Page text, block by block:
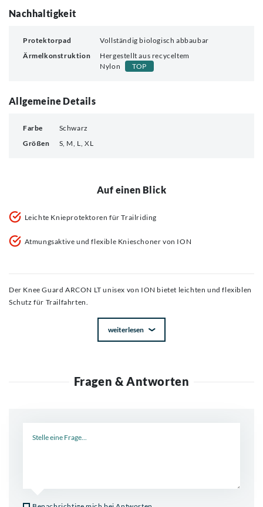
Nachhaltigkeit
Protektorpad
Vollständig biologisch abbaubar
Ärmelkonstruktion
Hergestellt aus recyceltem
Nylon
TOP
Allgemeine Details
Farbe
Schwarz
Größen
S, M, L, XL
Auf einen Blick
Leichte Knieprotektoren für Trailriding
Atmungsaktive und flexible Knieschoner von ION
Der Knee Guard ARCON LT unisex von ION bietet leichten und flexiblen
Schutz für Trailfahrten.
weiterlesen
Fragen & Antworten